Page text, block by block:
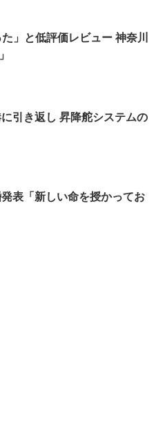
」と低評価レビュー 神奈川
引き返し 昇降舵システムの
表「新しい命を授かってお